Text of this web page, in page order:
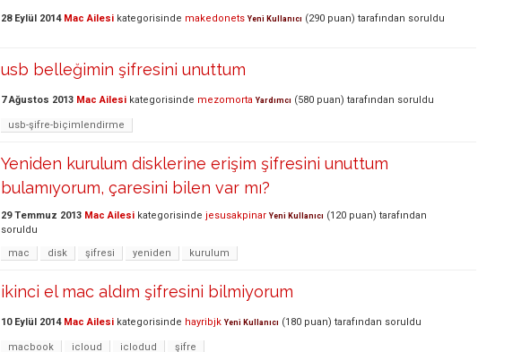
28 Eylül 2014 Mac Ailesi kategorisinde makedonets Yeni Kullanıcı (290 puan) tarafından soruldu
usb belleğimin şifresini unuttum
7 Ağustos 2013 Mac Ailesi kategorisinde mezomorta Yardımcı (580 puan) tarafından soruldu
usb-şifre-biçimlendirme
Yeniden kurulum disklerine erişim şifresini unuttum
bulamıyorum, çaresini bilen var mı?
29 Temmuz 2013 Mac Ailesi kategorisinde jesusakpinar Yeni Kullanıcı (120 puan) tarafından
soruldu
mac
disk şifresi yeniden kurulum
ikinci el mac aldım şifresini bilmiyorum
10 Eylül 2014 Mac Ailesi kategorisinde hayribjk Yeni Kullanıcı (180 puan) tarafından soruldu
macbook icloud iclodud şifre